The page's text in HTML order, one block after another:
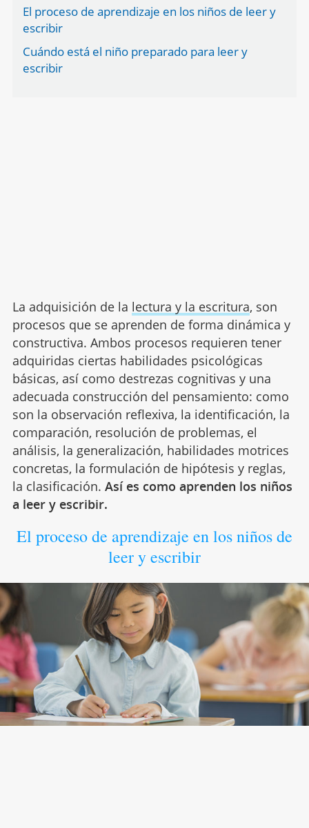
El proceso de aprendizaje en los niños de leer y
escribir
Cuándo está el niño preparado para leer y
escribir
La adquisición de la lectura y la escritura, son
procesos que se aprenden de forma dinámica y
constructiva. Ambos procesos requieren tener
adquiridas ciertas habilidades psicológicas
básicas, así como destrezas cognitivas y una
adecuada construcción del pensamiento: como
son la observación reflexiva, la identificación, la
comparación, resolución de problemas, el
análisis, la generalización, habilidades motrices
concretas, la formulación de hipótesis y reglas,
la clasificación. Así es como aprenden los niños
a leer y escribir.
El proceso de aprendizaje en los niños de
leer y escribir